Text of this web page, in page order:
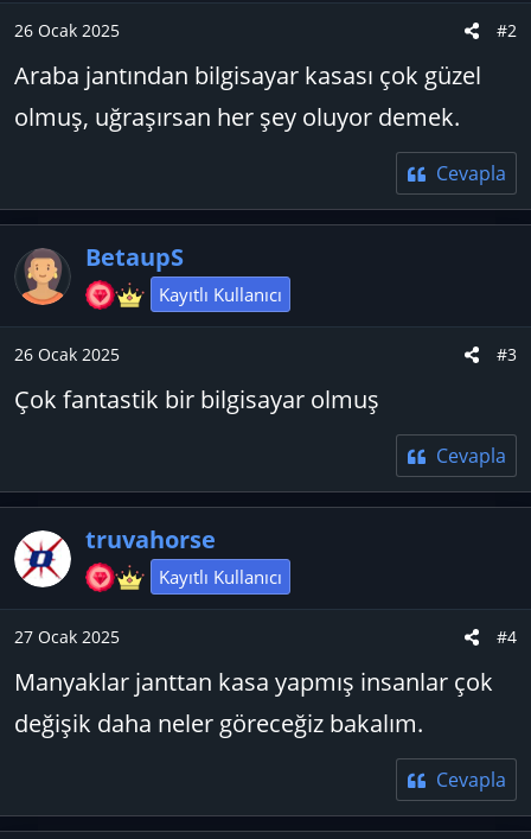
26 Ocak 2025 #2
Araba jantından bilgisayar kasası çok güzel
olmuş, uğraşırsan her şey oluyor demek.
Cevapla
BetaupS
Kayıtlı Kullanıcı
26 Ocak 2025 #3
Çok fantastik bir bilgisayar olmuş
Cevapla
truvahorse
Kayıtlı Kullanıcı
27 Ocak 2025 #4
Manyaklar janttan kasa yapmış insanlar çok
değişik daha neler göreceğiz bakalım.
Cevapla